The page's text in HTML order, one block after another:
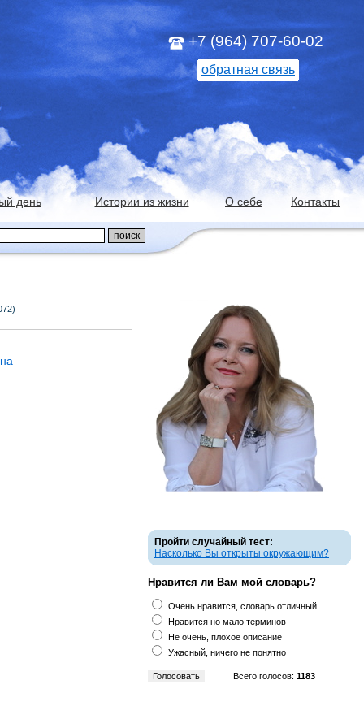
+7 (964) 707-60-02
обратная связь
день Истории из жизни О себе Контакты
Пройти случайный тест:
Насколько Вы открыты окружающим?
Нравится ли Вам мой словарь?
Очень нравится, словарь отличный
Нравится но мало терминов
Не очень, плохое описание
Ужасный, ничего не понятно
Всего голосов: 1183